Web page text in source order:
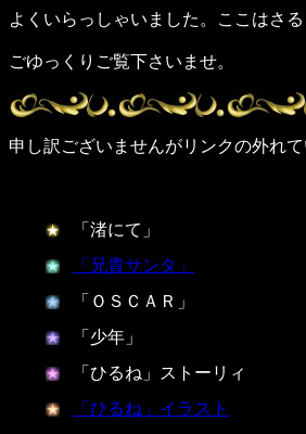
よくいらっしゃいました。ここはさ
ごゆっくりご覧下さいませ。
申し訳ございませんがリンクの外れ
「渚にて」
「兄貴サンタ」
「ＯＳＣＡＲ」
「少年」
「ひるね」ストーリィ
「ひるね」イラスト